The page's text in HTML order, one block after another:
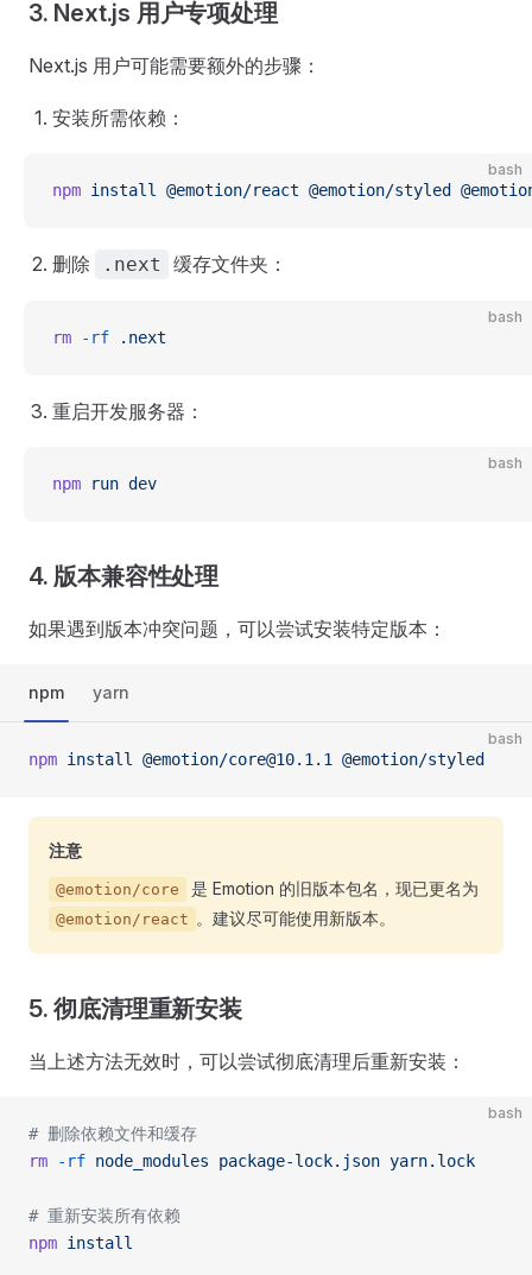
3. Next.js 用户专项处理
Next.js 用户可能需要额外的步骤：
安装所需依赖：
bash
npm install @emotion/react @emotion/styled
删除 .next 缓存文件夹：
bash
rm -rf .next
重启开发服务器：
bash
npm run dev
4. 版本兼容性处理
如果遇到版本冲突问题，可以尝试安装特定版本：
npm yarn
bash
npm install @emotion/core@10.1.1 @emotion/styled
注意
@emotion/core 是 Emotion 的旧版本包名，现已更名为
@emotion/react 。建议尽可能使用新版本。
5. 彻底清理重新安装
当上述方法无效时，可以尝试彻底清理后重新安装：
bash
# 删除依赖文件和缓存
rm -rf node_modules package-lock.json yarn.lock
# 重新安装所有依赖
npm install